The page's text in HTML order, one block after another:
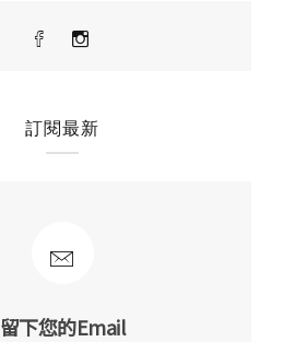
訂閱最新
留下您的Email